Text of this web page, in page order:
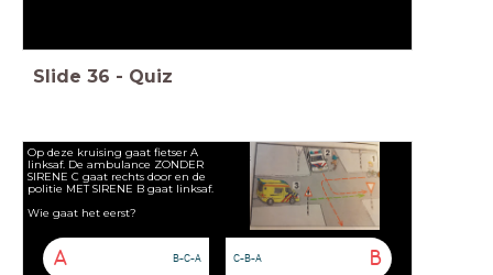
Slide 36 - Quiz
Op deze kruising gaat fietser A
linksaf. De ambulance ZONDER
SIRENE C gaat rechts door en de
politie MET SIRENE B gaat linksaf.
Wie gaat het eerst?
A B-C-A B
C-B-A